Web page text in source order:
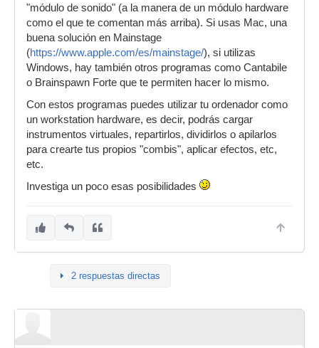
"módulo de sonido" (a la manera de un módulo hardware
como el que te comentan más arriba). Si usas Mac, una
buena solución en Mainstage
(https://www.apple.com/es/mainstage/), si utilizas
Windows, hay también otros programas como Cantabile
o Brainspawn Forte que te permiten hacer lo mismo.
Con estos programas puedes utilizar tu ordenador como
un workstation hardware, es decir, podrás cargar
instrumentos virtuales, repartirlos, dividirlos o apilarlos
para crearte tus propios "combis", aplicar efectos, etc,
etc.
Investiga un poco esas posibilidades
2 respuestas directas